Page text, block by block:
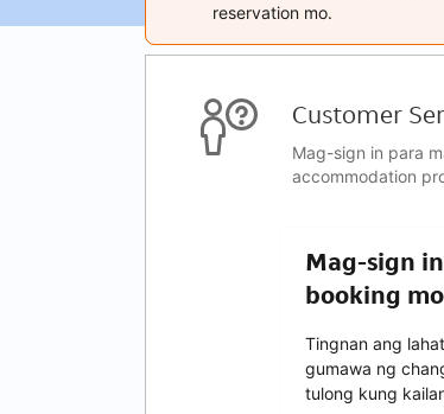
reservation mo.
Customer
Mag-sign in para
accommodation
Mag-sign
booking mo
Tingnan ang
gumawa ng
tulong kung